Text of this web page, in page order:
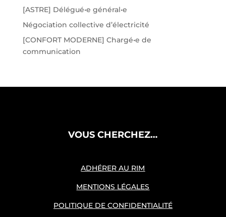
[ASTRE] Délégué•e général•e
Négociation collective d’électricité
[CONFORT MODERNE] Chargé•e de
communication
VOUS CHERCHEZ…
ADHÉRER AU RIM
MENTIONS LÉGALES
POLITIQUE DE CONFIDENTIALITÉ